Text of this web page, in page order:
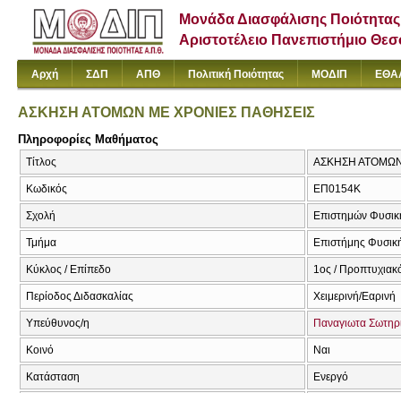
Μονάδα Διασφάλισης Ποιότητας
Αριστοτέλειο Πανεπιστήμιο
Αρχή ΣΔΠ ΑΠΘ Πολιτική Ποιότητας ΜΟΔΙΠ
ΑΣΚΗΣΗ ΑΤΟΜΩΝ ΜΕ ΧΡΟΝΙΕΣ ΠΑΘΗΣΕΙΣ
Πληροφορίες Μαθήματος
Τίτλος ΑΣΚΗΣΗ ΑΤΟΜΩΝ
Κωδικός ΕΠ0154Κ
Σχολή Επιστημών
Τμήμα Επιστήμης
Κύκλος / Επίπεδο 1ος /
Περίοδος Διδασκαλίας Χειμερινή/Εαρινή
Υπεύθυνος/η Παναγιωτα
Κοινό Ναι
Κατάσταση Ενεργό